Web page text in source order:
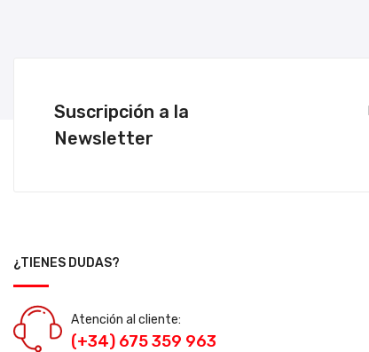
Suscripción a la
Newsletter
¿TIENES DUDAS?
Atención al cliente:
(+34) 675 359 963